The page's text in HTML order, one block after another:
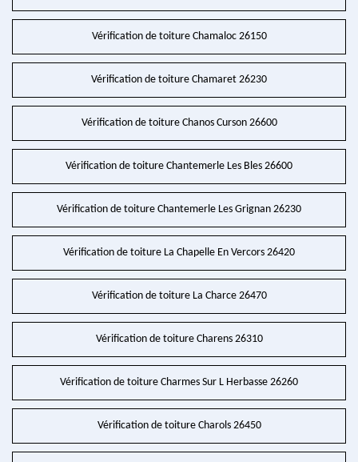
Vérification de toiture Chamaloc 26150
Vérification de toiture Chamaret 26230
Vérification de toiture Chanos Curson 26600
Vérification de toiture Chantemerle Les Bles 26600
Vérification de toiture Chantemerle Les Grignan 26230
Vérification de toiture La Chapelle En Vercors 26420
Vérification de toiture La Charce 26470
Vérification de toiture Charens 26310
Vérification de toiture Charmes Sur L Herbasse 26260
Vérification de toiture Charols 26450